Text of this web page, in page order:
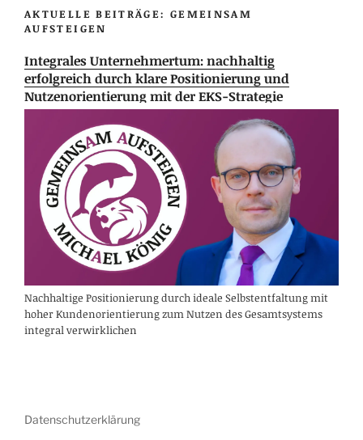
AKTUELLE BEITRÄGE: GEMEINSAM
AUFSTEIGEN
Integrales Unternehmertum: nachhaltig
erfolgreich durch klare Positionierung und
Nutzenorientierung mit der EKS-Strategie
Nachhaltige Positionierung durch ideale Selbstentfaltung mit
hoher Kundenorientierung zum Nutzen des Gesamtsystems
integral verwirklichen
Datenschutzerklärung